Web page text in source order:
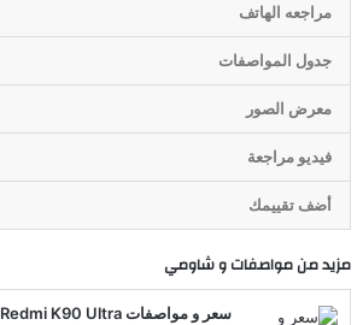
مراجعه الهاتف
جدول المواصفات
معرض الصور
فيديو مراجعة
أضف تقييمك
مزيد من مواصفات وشاومي